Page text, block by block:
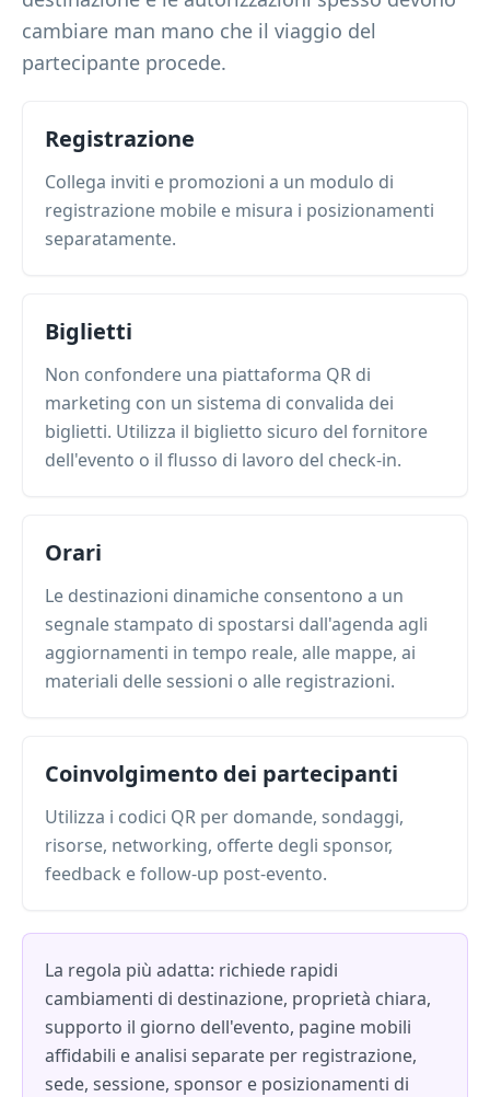
cambiare man mano che il viaggio del
partecipante procede.
Registrazione
Collega inviti e promozioni a un modulo di
registrazione mobile e misura i posizionamenti
separatamente.
Biglietti
Non confondere una piattaforma QR di
marketing con un sistema di convalida dei
biglietti. Utilizza il biglietto sicuro del fornitore
dell'evento o il flusso di lavoro del check-in.
Orari
Le destinazioni dinamiche consentono a un
segnale stampato di spostarsi dall'agenda agli
aggiornamenti in tempo reale, alle mappe, ai
materiali delle sessioni o alle registrazioni.
Coinvolgimento dei partecipanti
Utilizza i codici QR per domande, sondaggi,
risorse, networking, offerte degli sponsor,
feedback e follow-up post-evento.
La regola più adatta: richiede rapidi
cambiamenti di destinazione, proprietà chiara,
supporto il giorno dell'evento, pagine mobili
affidabili e analisi separate per registrazione,
sede, sessione, sponsor e posizionamenti di